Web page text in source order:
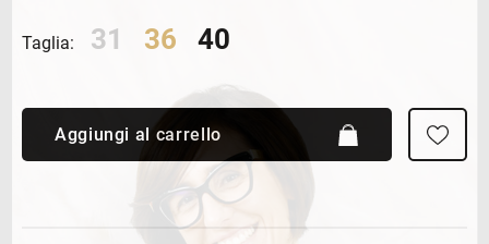
Taglia: 31 36 40
Aggiungi al carrello